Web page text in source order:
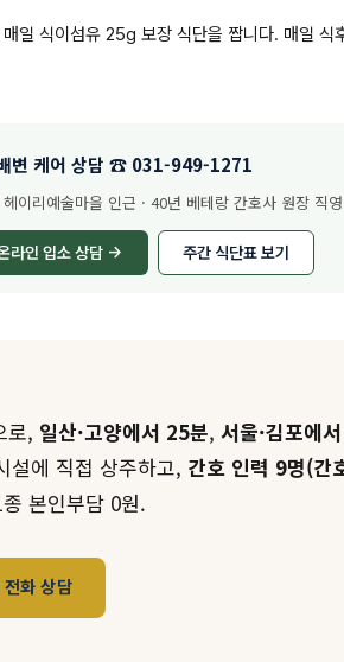
매일 식이섬유 25g 보장 식단을 짭니다. 매일 식
변 케어 상담 ☎ 031-949-1271
이리예술마을 인근 · 40년 베테랑 간호사 원장 직
라인 입소 상담 → 주간 식단표 보기
로, 일산·고양에서 25분, 서울·김포에
설에 직접 상주하고, 간호 인력 9명(간
본인부담 0원.
화 상담